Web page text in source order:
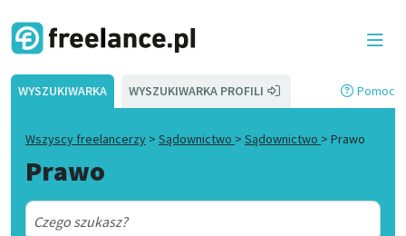
WYSZUKIWARKA WYSZUKIWARKA PROFILI Pomoc
Wszyscy freelancerzy > Sądownictwo > Sądownictwo > Prawo
Prawo